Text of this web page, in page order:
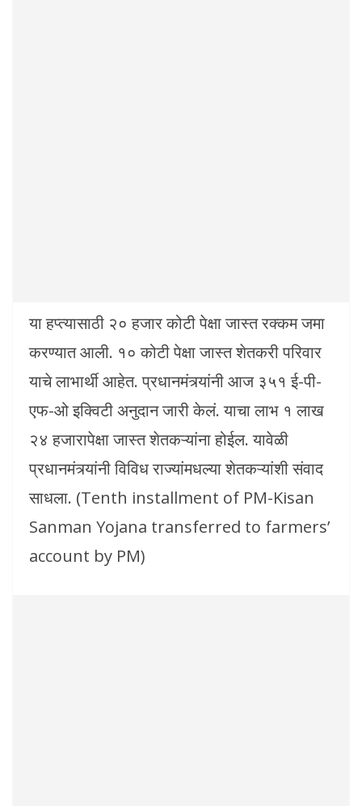
या हप्त्यासाठी २० हजार कोटी पेक्षा जास्त रक्कम जमा
करण्यात आली. १० कोटी पेक्षा जास्त शेतकरी परिवार
याचे लाभार्थी आहेत. प्रधानमंत्र्यांनी आज ३५१ ई-पी-
एफ-ओ इक्विटी अनुदान जारी केलं. याचा लाभ १ लाख
२४ हजारापेक्षा जास्त शेतकऱ्यांना होईल. यावेळी
प्रधानमंत्र्यांनी विविध राज्यांमधल्या शेतकऱ्यांशी संवाद
साधला. (Tenth installment of PM-Kisan
Sanman Yojana transferred to farmers’
account by PM)